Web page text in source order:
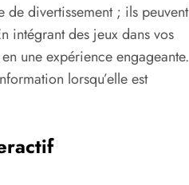
de divertissement ; ils peuvent
intégrant des jeux dans vos
une expérience engageante.
lorsqu’elle est